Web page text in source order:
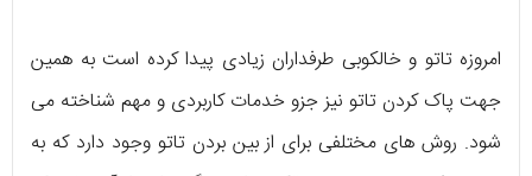
امروزه تاتو و خالکوبی طرفداران زیادی پیدا کرده است به همین
جهت پاک کردن تاتو نیز جزو خدمات کاربردی و مهم شناخته می
شود. روش های مختلفی برای از بین بردن تاتو وجود دارد که به